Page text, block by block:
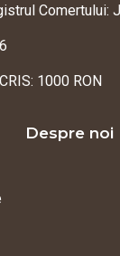
1000 RON
Despre noi